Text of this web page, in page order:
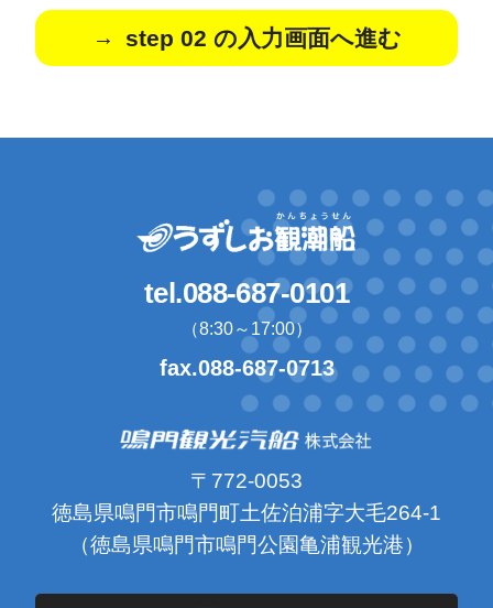
step 02 の入力画面へ進む
tel.088-687-0101
（8:30～17:00）
fax.088-687-0713
〒772-0053
徳島県鳴門市鳴門町土佐泊浦字大毛264-1
（徳島県鳴門市鳴門公園亀浦観光港）